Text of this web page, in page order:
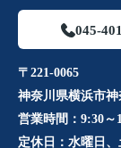
045-
〒221-0065
神奈川県横浜市
営業時間： 9:30～
定休日： 水曜日、